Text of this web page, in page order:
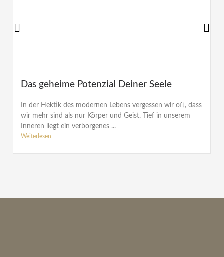
Das geheime Potenzial Deiner Seele
In der Hektik des modernen Lebens vergessen wir oft, dass
wir mehr sind als nur Körper und Geist. Tief in unserem
Inneren liegt ein verborgenes ...
Weiterlesen